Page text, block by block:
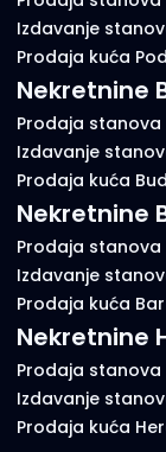
Izdavanje
Prodaja kuća
Nekretnine
Prodaja stanova
Izdavanje
Prodaja kuća
Nekretnine
Prodaja stanova
Izdavanje
Prodaja kuća Bar
Nekretnine
Prodaja stanova
Izdavanje
Prodaja kuća